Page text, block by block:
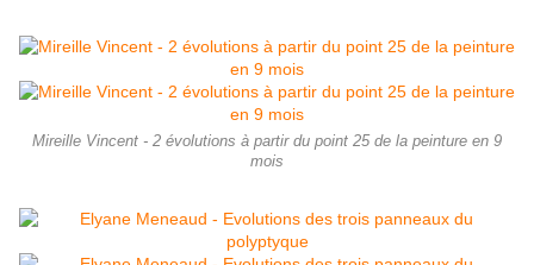
Mireille Vincent - 2 évolutions à partir du point 25 de la peinture en 9
mois